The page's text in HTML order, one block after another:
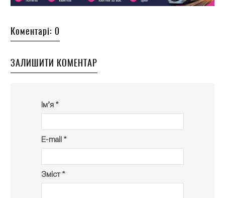
Коментарі: 0
ЗАЛИШИТИ КОМЕНТАР
Ім’я *
E-mail *
Зміст *